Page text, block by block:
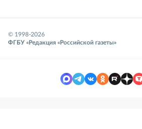
© 1998-2026
ФГБУ «Редакция «Российской газеты»